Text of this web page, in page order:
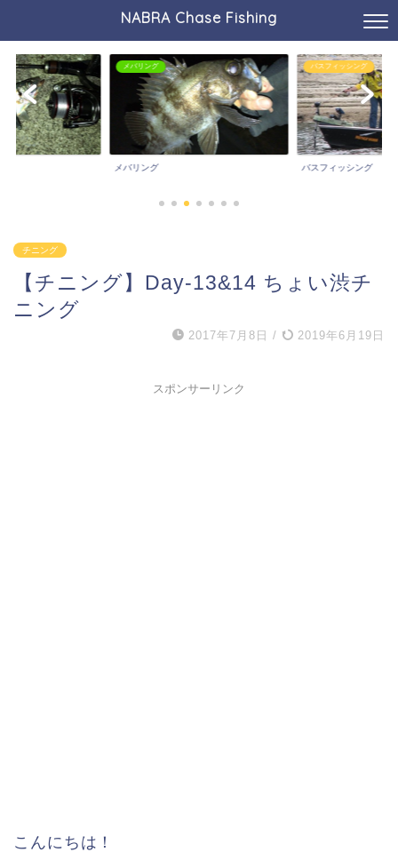
NABRA Chase Fishing
メバリング
メバリング
バスフィッシング
バスフィッシング
チニング
【チニング】Day-13&14 ちょい渋チ
ニング
2017年7月8日 / 2019年6月19日
スポンサーリンク
こんにちは！